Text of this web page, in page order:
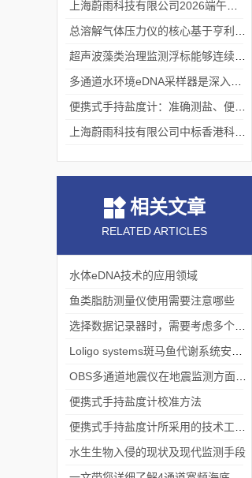
相关文章
RELATED ARTICLES
水体eDNA技术的应用领域
鱼类脂肪测量仪使用需要注意哪些
便携式手持盐度计校准方法
水生生物入侵的现状及现代监测手段